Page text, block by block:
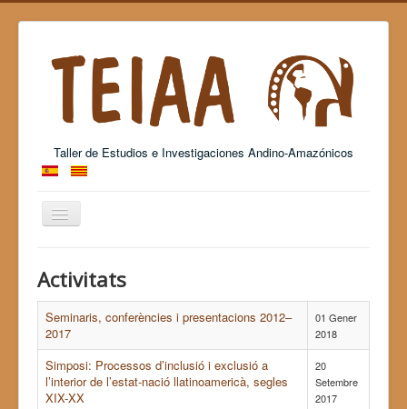
Taller de Estudios e Investigaciones Andino-Amazónicos
Alternar
Activitats
Seminaris, conferències i presentacions 2012–
2017
01 Gener
2018
Simposi: Processos d’inclusió i exclusió a
l’interior de l’estat-nació llatinoamericà, segles
XIX-XX
20
Setembre
2017